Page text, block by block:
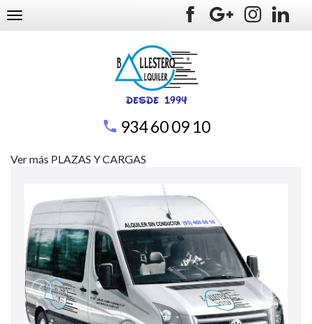
TOGGLE NAVIGATION
934 60 09 10
Ver más PLAZAS Y CARGAS